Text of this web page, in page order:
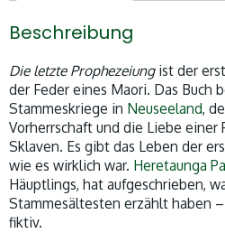
Beschreibung
Die letzte Prophezeiungist der
der Feder eines Maori. Das Buch
Stammeskriege in Neuseeland,
Vorherrschaft und die Liebe einer
Sklaven. Es gibt das Leben der
wie es wirklich war. Heretaunga
Häuptlings, hat aufgeschrieben,
Stammesältesten erzählt haben
fiktiv.